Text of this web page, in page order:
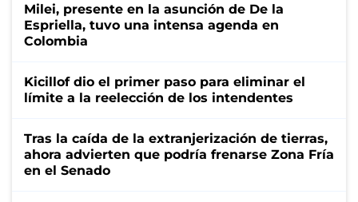
Milei, presente en la asunción de De la
Espriella, tuvo una intensa agenda en
Colombia
Kicillof dio el primer paso para eliminar el
límite a la reelección de los intendentes
Tras la caída de la extranjerización de tierras,
ahora advierten que podría frenarse Zona Fría
en el Senado